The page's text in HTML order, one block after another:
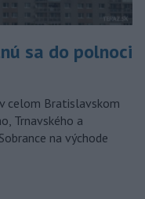
sa do polnoci
celom Bratislavskom
Trnavského a
na východe